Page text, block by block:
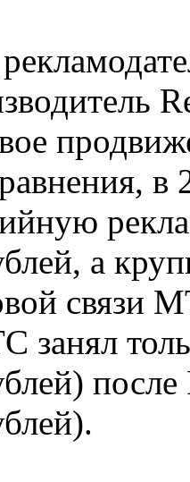
в
а
связи
занял